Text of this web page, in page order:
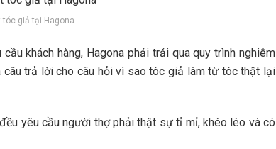
tóc giả tại Hagona
khách hàng, Hagona phải trải qua quy trình nghiêm
trả lời cho câu hỏi vì sao tóc giả làm từ tóc thật lại
yêu cầu người thợ phải thật sự tỉ mỉ, khéo léo và có